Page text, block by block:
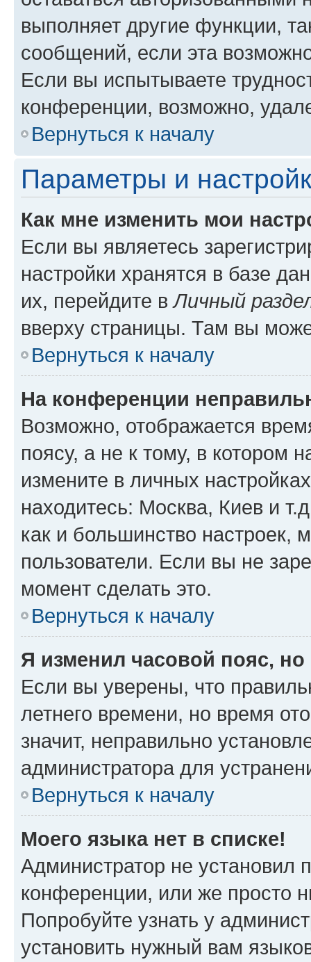
выполняет другие функции,
сообщений, если эта
Если вы испытываете
конференции, возможно,
Вернуться к началу
Параметры и
Как мне изменить мои
Если вы являетесь
настройки хранятся в базе
их, перейдите вЛичный
вверху страницы. Там вы
Вернуться к началу
На конференции
Возможно, отображается
поясу, а не к тому, в котором
измените в личных
находитесь: Москва, Киев и
как и большинство настроек,
пользователи. Если вы не
момент сделать это.
Вернуться к началу
Я изменил часовой пояс,
Если вы уверены, что
летнего времени, но время
значит, неправильно
администратора для
Вернуться к началу
Моего языка нет в списке!
Администратор не установил
конференции, или же просто
Попробуйте узнать у
установить нужный вам